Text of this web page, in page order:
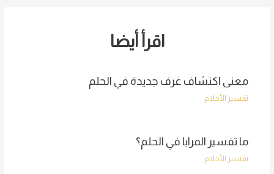
اقرأ أيضا
معنى اكتشاف غرف جديدة في الحلم
تفسير الأحلام
ما تفسير المرايا في الحلم؟
تفسير الأحلام